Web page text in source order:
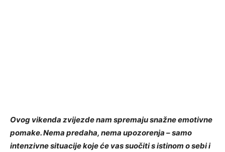
Ovog vikenda zvijezde nam spremaju snažne emotivne
pomake. Nema predaha, nema upozorenja – samo
intenzivne situacije koje će vas suočiti s istinom o sebi i